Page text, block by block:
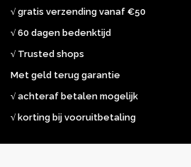
√ gratis verzending vanaf €50
√ 60 dagen bedenktijd
√ Trusted shops
Met geld terug garantie
√ achteraf betalen mogelijk
√ korting bij vooruitbetaling